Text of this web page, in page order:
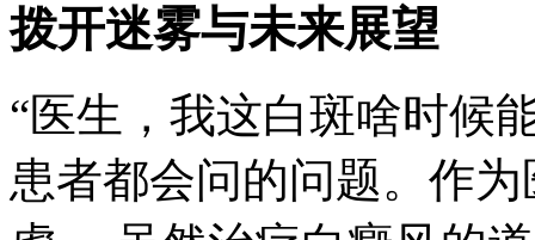
拨开迷雾与未来展望
“医生，我这白斑啥时候
患者都会问的问题。作